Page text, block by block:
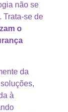
não se
Trata-se de
o
da
à